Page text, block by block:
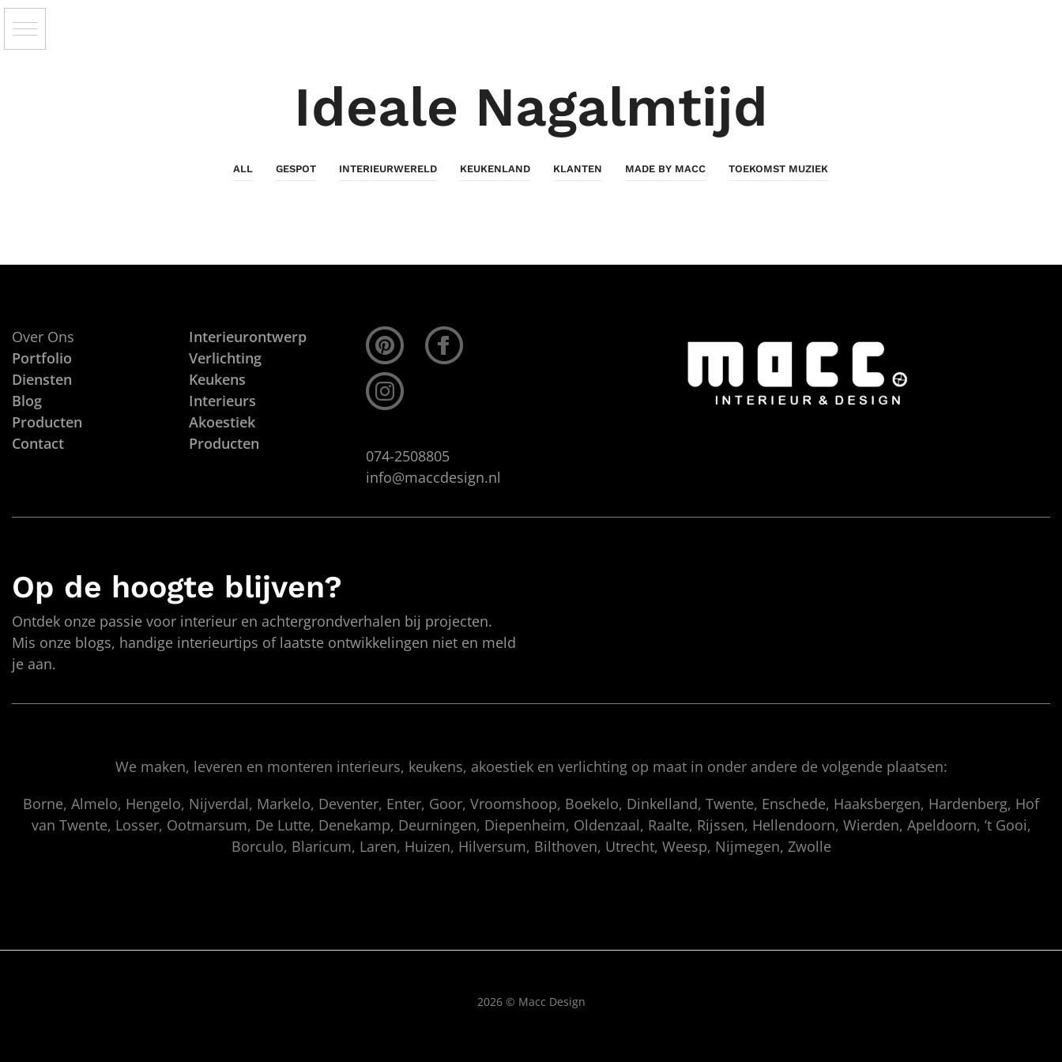
Ideale Nagalmtijd
ALL GESPOT INTERIEURWERELD KEUKENLAND KLANTEN MADE BY MACC TOEKOMST MUZIEK
Over Ons
Portfolio
Diensten
Blog
Producten
Contact
Interieurontwerp
Verlichting
Keukens
Interieurs
Akoestiek
Producten
074-2508805
info@maccdesign.nl
Op de hoogte blijven?
Ontdek onze passie voor interieur en achtergrondverhalen bij projecten.
Mis onze blogs, handige interieurtips of laatste ontwikkelingen niet en meld
je aan.
We maken, leveren en monteren interieurs, keukens, akoestiek en verlichting op maat in onder andere de volgende plaatsen:
Borne, Almelo, Hengelo, Nijverdal, Markelo, Deventer, Enter, Goor, Vroomshoop, Boekelo, Dinkelland, Twente, Enschede, Haaksbergen, Hardenberg, Hof
van Twente, Losser, Ootmarsum, De Lutte, Denekamp, Deurningen, Diepenheim, Oldenzaal, Raalte, Rijssen, Hellendoorn, Wierden, Apeldoorn, ’t Gooi,
Borculo, Blaricum, Laren, Huizen, Hilversum, Bilthoven, Utrecht, Weesp, Nijmegen, Zwolle
2026 © Macc Design